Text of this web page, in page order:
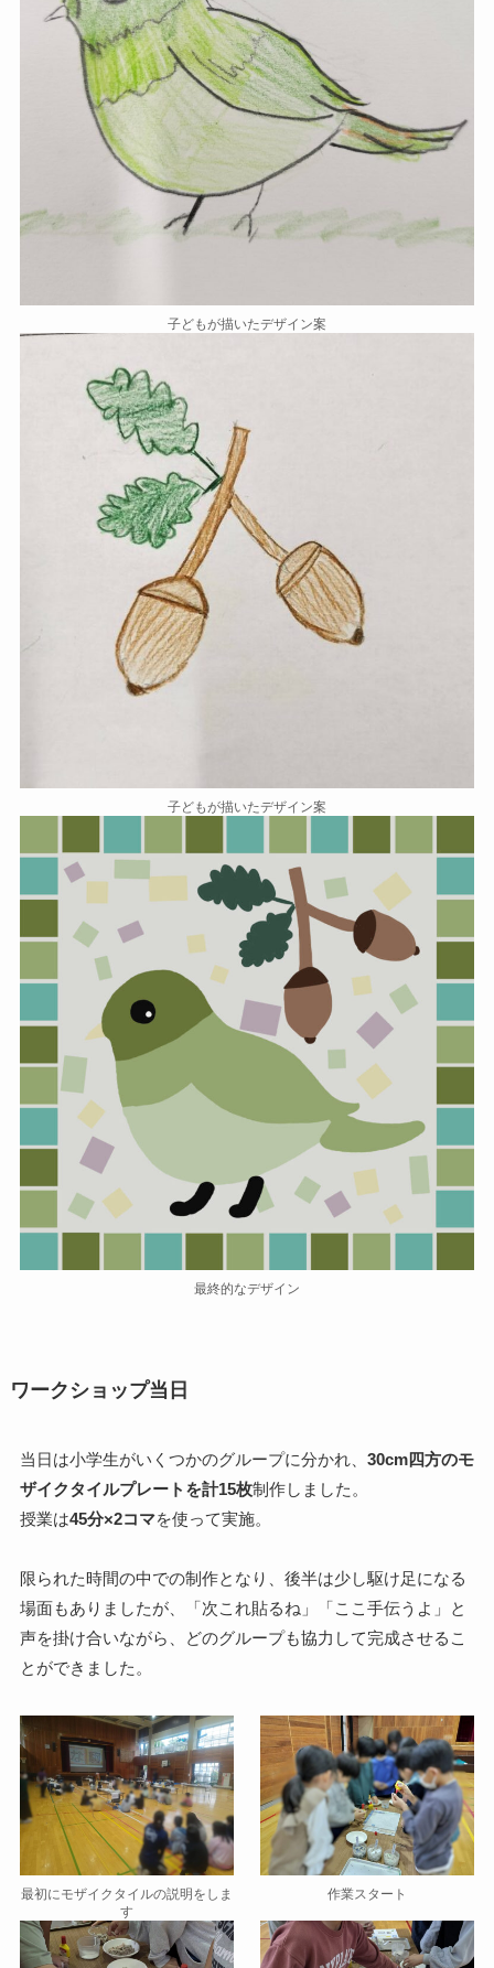
子どもが描いたデザイン案
子どもが描いたデザイン案
最終的なデザイン
ワークショップ当日
当日は小学生がいくつかのグループに分かれ、 30cm四方のモ
ザイクタイルプレートを計15枚制作しました。
授業は45分×2コマを使って実施。
限られた時間の中での制作となり、後半は少し駆け足になる
場面もありましたが、「次これ貼るね」「ここ手伝うよ」と
声を掛け合いながら、どのグループも協力して完成させるこ
とができました。
最初にモザイクタイルの説明をしま
す
作業スタート